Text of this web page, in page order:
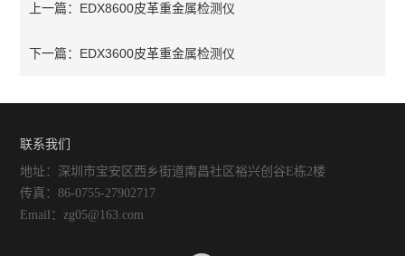
上一篇： EDX8600皮革重金属检测仪
下一篇： EDX3600皮革重金属检测仪
联系我们
地址：深圳市宝安区西乡街道南昌社区裕兴创谷E栋2楼
传真：86-0755-27902717
Email：zg05@163.com